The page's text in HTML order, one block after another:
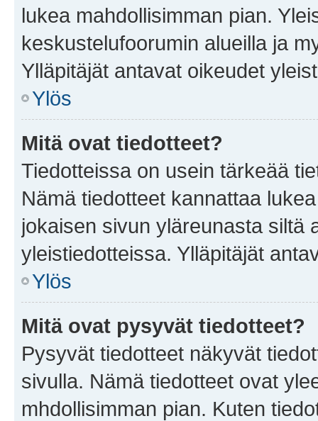
lukea mahdollisimman pian.
keskustelufoorumin alueilla ja
Ylläpitäjät antavat oikeudet
Ylös
Mitä ovat tiedotteet?
Tiedotteissa on usein tärkeää
Nämä tiedotteet kannattaa
jokaisen sivun yläreunasta siltä
yleistiedotteissa. Ylläpitäjät
Ylös
Mitä ovat pysyvät tiedotteet?
Pysyvät tiedotteet näkyvät
sivulla. Nämä tiedotteet ovat
mhdollisimman pian. Kuten